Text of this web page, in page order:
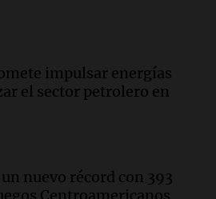
laboral tras la muerte
energía
impulsar energías
el sector petrolero en
nuevo récord con 393